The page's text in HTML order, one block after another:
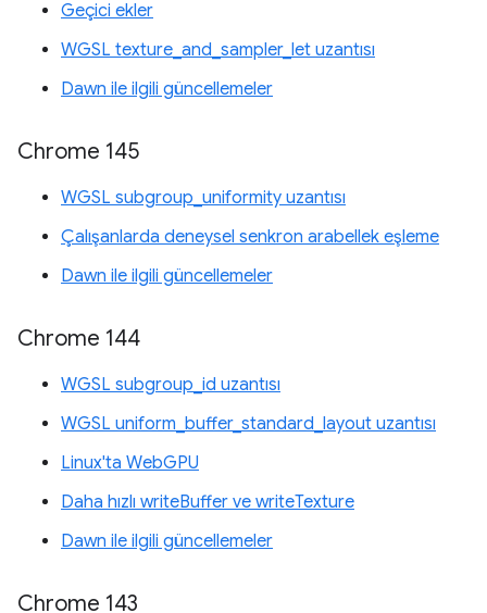
Geçici ekler
WGSL texture_and_sampler_let uzantısı
Dawn ile ilgili güncellemeler
Chrome 145
WGSL subgroup_uniformity uzantısı
Çalışanlarda deneysel senkron arabellek eşleme
Dawn ile ilgili güncellemeler
Chrome 144
WGSL subgroup_id uzantısı
WGSL uniform_buffer_standard_layout uzantısı
Linux'ta WebGPU
Daha hızlı writeBuffer ve writeTexture
Dawn ile ilgili güncellemeler
Chrome 143